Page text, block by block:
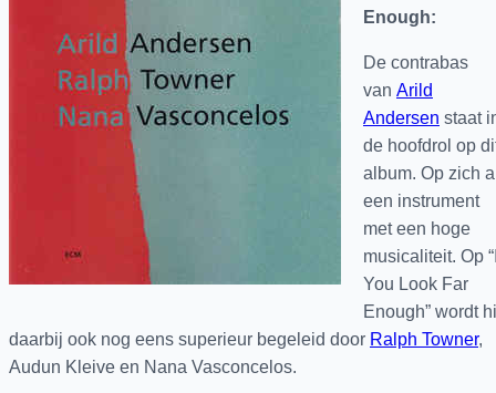
Enough:
De contrabas
van Arild
Andersen staat
de hoofdrol op
album. Op zich
een instrument
met een hoge
musicaliteit. Op
You Look Far
Enough” wordt
daarbij ook nog eens superieur begeleid door Ralph Towner,
Audun Kleive en Nana Vasconcelos.